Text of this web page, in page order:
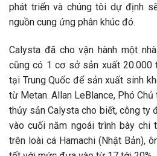
phát triển và chúng tôi dự định
nguồn cung ứng phân khúc đó.
Calysta đã cho vận hành một
cũng có 1 cơ sở sản xuất 20.000
tại Trung Quốc để sản xuất sinh
từ Metan. Allan LeBlance, Phó
thủy sản Calysta cho biết, công ty
vào cuối năm ngoái trình bày chi
trên loài cá Hamachi (Nhật Bản),